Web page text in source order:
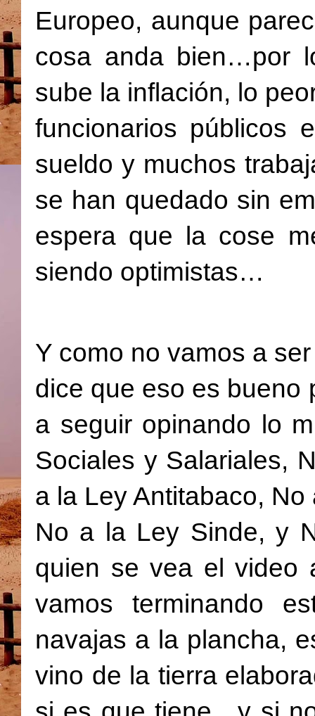
Europeo, aunque
cosa anda bien…por
sube la inflación, lo
funcionarios públicos
sueldo y muchos
se han quedado sin
espera que la cose
siendo optimistas…
Y como no vamos a
dice que eso es
a seguir opinando lo
Sociales y Salariales,
a la Ley Antitabaco,
No a la Ley Sinde, y
quien se vea el video
vamos terminando
navajas a la plancha,
vino de la tierra